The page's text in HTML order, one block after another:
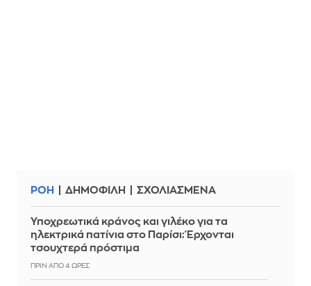
ΡΟΗ ΔΗΜΟΦΙΛΗ ΣΧΟΛΙΑΣΜΕΝΑ
Υποχρεωτικά κράνος και γιλέκο για τα
ηλεκτρικά πατίνια στο Παρίσι: Έρχονται
τσουχτερά πρόστιμα
ΠΡΙΝ ΑΠΌ 4 ΏΡΕΣ